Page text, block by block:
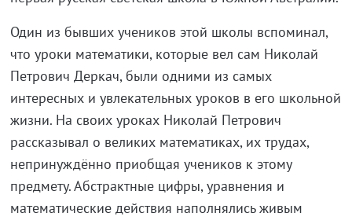
Один из бывших учеников этой школы вспоминал,
что уроки математики, которые вел сам Николай
Петрович Деркач, были одними из самых
интересных и увлекательных уроков в его школьной
жизни. На своих уроках Николай Петрович
рассказывал о великих математиках, их трудах,
непринуждённо приобщая учеников к этому
предмету. Абстрактные цифры, уравнения и
математические действия наполнялись живым